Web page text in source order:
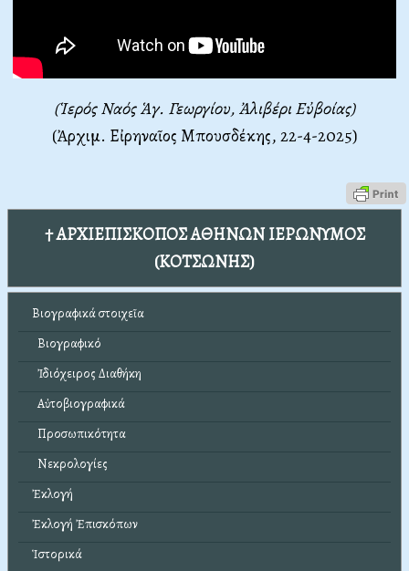
(Ἱερός Ναός Ἁγ. Γεωργίου, Ἀλιβέρι Εὐβοίας)
(Ἀρχιμ. Εἰρηναῖος Μπουσδέκης, 22-4-2025)
† ΑΡΧΙΕΠΙΣΚΟΠΟΣ ΑΘΗΝΩΝ ΙΕΡΩΝΥΜΟΣ
(ΚΟΤΣΩΝΗΣ)
Βιογραφικά στοιχεῖα
Βιογραφικό
Ἰδιόχειρος Διαθήκη
Αὐτοβιογραφικά
Προσωπικότητα
Νεκρολογίες
Ἐκλογή
Ἐκλογή Ἐπισκόπων
Ἱστορικά